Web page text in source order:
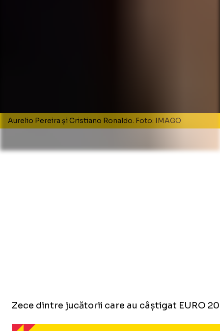
Aurelio Pereira și Cristiano Ronaldo. Foto: IMAGO
Zece dintre jucătorii care au câștigat EURO